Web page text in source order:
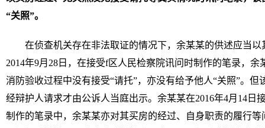
“关照”。
在侦查机关存在非法取证的情况下，余某某的供述应当
2014年9月28日，在接受f区人民检察院讯问时制作的笔录，
消防验收过程中没有接受“请托”，亦没有给予他人“关照”。但
经辩护人请求才由公诉人当庭出示。余某某在2016年4月14日
制作的笔录中，余某某亦对其买房的经过、自身职责的履行